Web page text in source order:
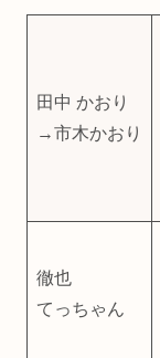
田中 かおり
→市木かおり
徹也
てっちゃん